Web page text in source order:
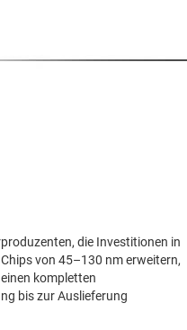
die Investitionen in
von 45–130 nm erweitern,
kompletten
bis zur Auslieferung